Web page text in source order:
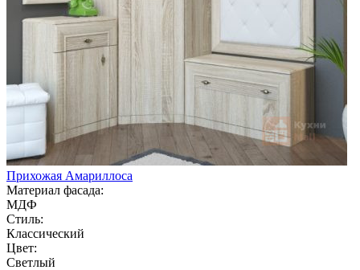
Прихожая Амариллоса
Материал фасада:
МДФ
Стиль:
Классический
Цвет:
Светлый